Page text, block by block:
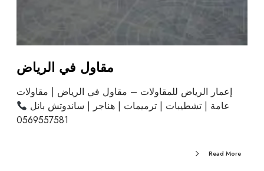
مقاول في الرياض
إعمار الرياض للمقاولات – مقاول في الرياض | مقاولات
عامة | تشطيبات | ترميمات | هناجر | ساندوتش بانل
0569557581
Read More